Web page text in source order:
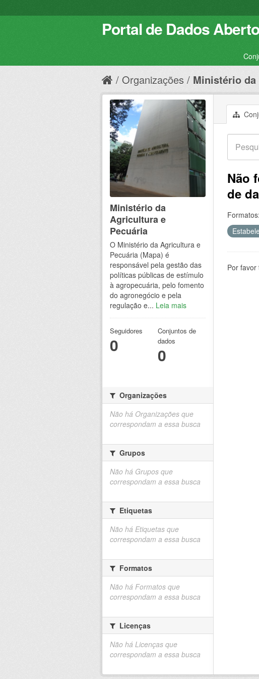
Portal de Dados
Organizações Ministério
Não
de
Formatos:
Por
Ministério da
Agricultura e
Pecuária
O Ministério da Agricultura e
Pecuária (Mapa) é
responsável pela gestão das
políticas públicas de estímulo
à agropecuária, pelo fomento
do agronegócio e pela
regulação e... Leia mais
Seguidores
0
Conjuntos de
dados
0
Organizações
Não há Organizações que
correspondam a essa busca
Grupos
Não há Grupos que
correspondam a essa busca
Etiquetas
Não há Etiquetas que
correspondam a essa busca
Formatos
Não há Formatos que
correspondam a essa busca
Licenças
Não há Licenças que
correspondam a essa busca